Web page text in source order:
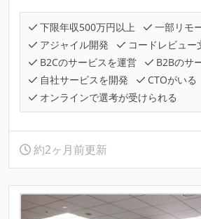
下限年収500万円以上
一部リモ
アジャイル開発
コードレビュー
B2Cのサービスを運営
B2Bのサ
自社サービスを開発
CTOがいる
オンラインで選考が受けられる
約2ヶ月前更新